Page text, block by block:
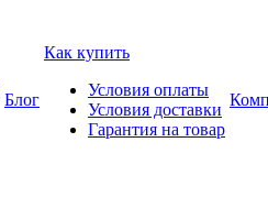
Блог
Как купить
Условия оплаты
Условия доставки
Гарантия на товар